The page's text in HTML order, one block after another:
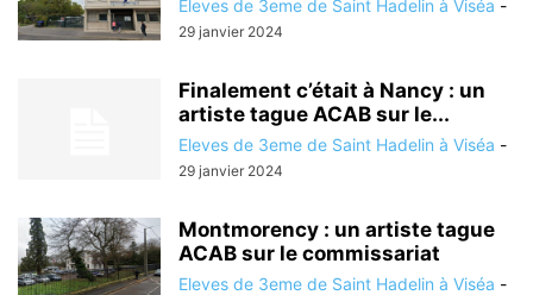
Eleves de 3eme de Saint Hadelin à Viséa -
29 janvier 2024
Finalement c’était à Nancy : un
artiste tague ACAB sur le...
Eleves de 3eme de Saint Hadelin à Viséa -
29 janvier 2024
Montmorency : un artiste tague
ACAB sur le commissariat
Eleves de 3eme de Saint Hadelin à Viséa -